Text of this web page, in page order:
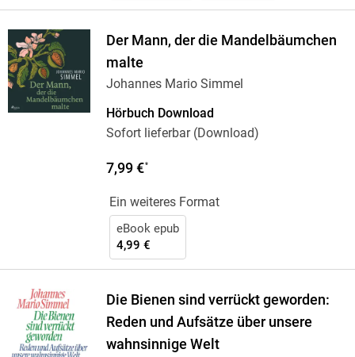
Der Mann, der die Mandelbäumchen
malte
Johannes Mario Simmel
Hörbuch Download
Sofort lieferbar (Download)
7,99 €*
Ein weiteres Format
eBook epub
4,99 €
Die Bienen sind verrückt geworden:
Reden und Aufsätze über unsere
wahnsinnige Welt